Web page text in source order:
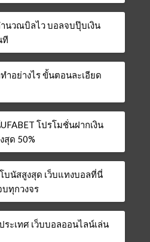
นวณบิลไว บอลจบปุ๊บเงิน
ที
ำอย่างไร ขั้นตอนละเอียด
โปรโมชั่นฝากเงิน
สุด 50%
บนัสสูงสุด เว็บแทงบอลที่นี่
บทุกวงจร
ระเทศ เว็บบอลออนไลน์เล่น